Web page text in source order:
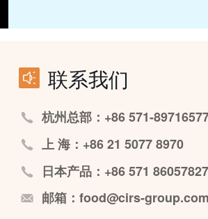
联系我们
杭州总部：+86 571-
上 海：+86 21 5077 8970
日本产品：+86 571 86057827
邮箱：food@cirs-group.com